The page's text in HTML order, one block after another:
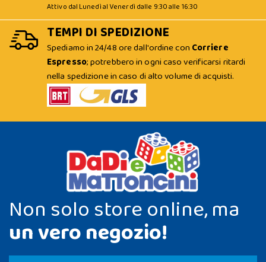
Attivo dal Lunedì al Venerdì dalle 9:30 alle 16:30
TEMPI DI SPEDIZIONE
Spediamo in 24/48 ore dall'ordine con Corriere
Espresso; potrebbero in ogni caso verificarsi ritardi
nella spedizione in caso di alto volume di acquisti.
Non solo store online, ma
un vero negozio!